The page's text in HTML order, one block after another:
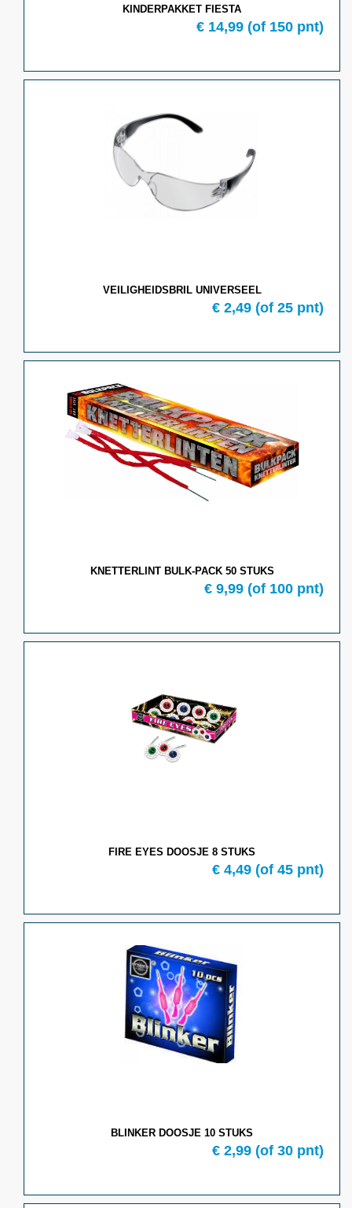
KINDERPAKKET FIESTA
€ 14,99 (of 150 pnt)
VEILIGHEIDSBRIL UNIVERSEEL
€ 2,49 (of 25 pnt)
KNETTERLINT BULK-PACK 50 STUKS
€ 9,99 (of 100 pnt)
FIRE EYES DOOSJE 8 STUKS
€ 4,49 (of 45 pnt)
BLINKER DOOSJE 10 STUKS
€ 2,99 (of 30 pnt)